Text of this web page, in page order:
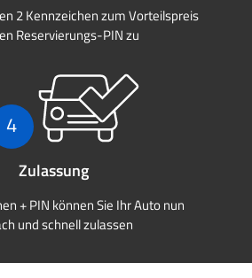
2 Kennzeichen zum Vorteilspreis
Reservierungs-PIN zu
4
Zulassung
+ PIN können Sie Ihr Auto nun
und schnell zulassen